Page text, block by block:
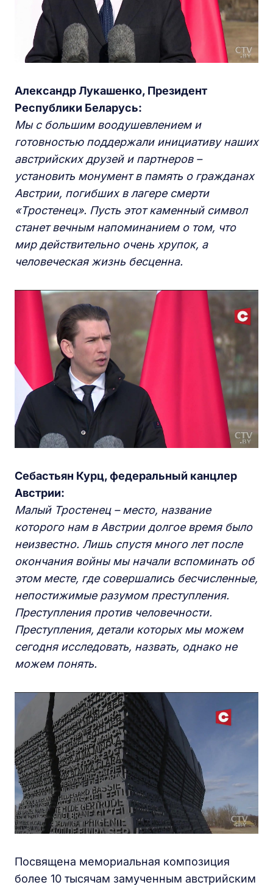
Александр Лукашенко, Президент
Республики Беларусь:
Мы с большим воодушевлением и
готовностью поддержали инициативу наших
австрийских друзей и партнеров –
установить монумент в память о гражданах
Австрии, погибших в лагере смерти
«Тростенец». Пусть этот каменный символ
станет вечным напоминанием о том, что
мир действительно очень хрупок, а
человеческая жизнь бесценна.
Себастьян Курц, федеральный канцлер
Австрии:
Малый Тростенец – место, название
которого нам в Австрии долгое время было
неизвестно. Лишь спустя много лет после
окончания войны мы начали вспоминать об
этом месте, где совершались бесчисленные,
непостижимые разумом преступления.
Преступления против человечности.
Преступления, детали которых мы можем
сегодня исследовать, назвать, однако не
можем понять.
Посвящена мемориальная композиция
более 10 тысячам замученным австрийским